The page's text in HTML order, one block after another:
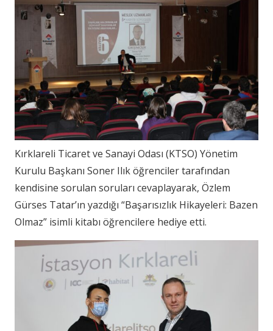
Kırklareli Ticaret ve Sanayi Odası (KTSO) Yönetim
Kurulu Başkanı Soner Ilık öğrenciler tarafından
kendisine sorulan soruları cevaplayarak, Özlem
Gürses Tatar’ın yazdığı “Başarısızlık Hikayeleri: Bazen
Olmaz” isimli kitabı öğrencilere hediye etti.